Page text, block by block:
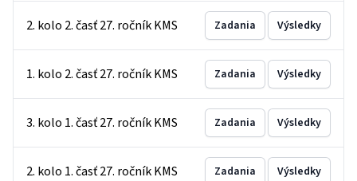
2. kolo 2. časť 27. ročník KMS Zadania Výsledky
1. kolo 2. časť 27. ročník KMS Zadania Výsledky
3. kolo 1. časť 27. ročník KMS Zadania Výsledky
2. kolo 1. časť 27. ročník KMS Zadania Výsledky